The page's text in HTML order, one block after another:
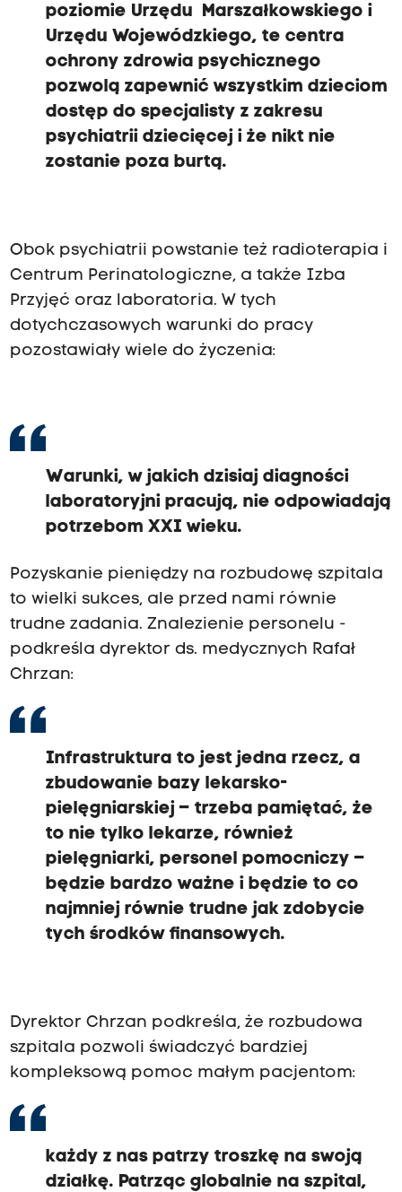
poziomie Urzędu Marszałkowskiego i
Urzędu Wojewódzkiego, te centra
ochrony zdrowia psychicznego
pozwolą zapewnić wszystkim dzieciom
dostęp do specjalisty z zakresu
psychiatrii dziecięcej i że nikt nie
zostanie poza burtą.
Obok psychiatrii powstanie też radioterapia i
Centrum Perinatologiczne, a także Izba
Przyjęć oraz laboratoria. W tych
dotychczasowych warunki do pracy
pozostawiały wiele do życzenia:
Warunki, w jakich dzisiaj diagności
laboratoryjni pracują, nie odpowiadają
potrzebom XXI wieku.
Pozyskanie pieniędzy na rozbudowę szpitala
to wielki sukces, ale przed nami równie
trudne zadania. Znalezienie personelu -
podkreśla dyrektor ds. medycznych Rafał
Chrzan:
Infrastruktura to jest jedna rzecz, a
zbudowanie bazy lekarsko-
pielęgniarskiej – trzeba pamiętać, że
to nie tylko lekarze, również
pielęgniarki, personel pomocniczy –
będzie bardzo ważne i będzie to co
najmniej równie trudne jak zdobycie
tych środków finansowych.
Dyrektor Chrzan podkreśla, że rozbudowa
szpitala pozwoli świadczyć bardziej
kompleksową pomoc małym pacjentom:
każdy z nas patrzy troszkę na swoją
działkę. Patrząc globalnie na szpital,